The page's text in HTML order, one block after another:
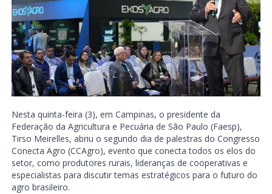
Nesta quinta-feira (3), em Campinas, o presidente da
Federação da Agricultura e Pecuária de São Paulo (Faesp),
Tirso Meirelles, abriu o segundo dia de palestras do Congresso
Conecta Agro (CCAgro), evento que conecta todos os elos do
setor, como produtores rurais, lideranças de cooperativas e
especialistas para discutir temas estratégicos para o futuro do
agro brasileiro.